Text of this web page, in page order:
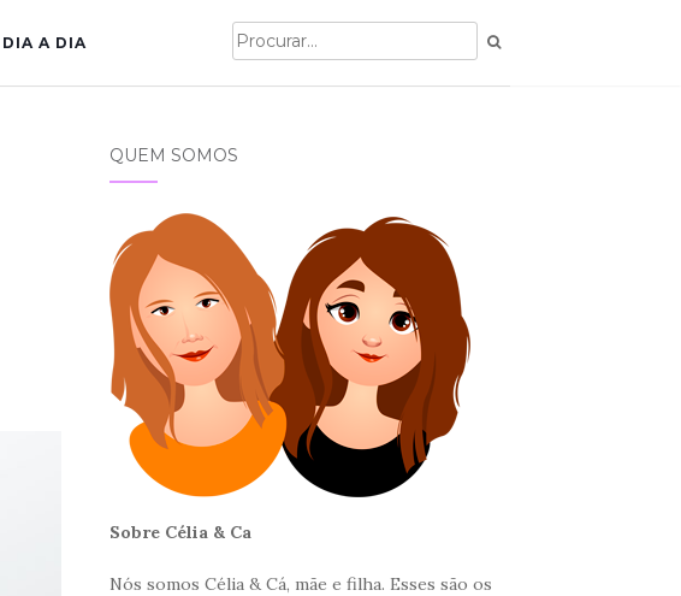
DIA A DIA
QUEM SOMOS
Sobre Célia & Ca
Nós somos Célia & Cá, mãe e filha. Esses são os